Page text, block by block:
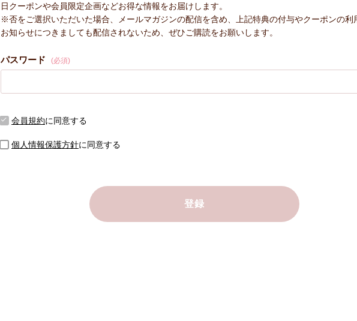
日クーポンや会員限定企画などお得な情報をお届けします。
※否をご選択いただいた場合、メールマガジンの配信を含め、上記特典の付与やクーポンの利
お知らせにつきましても配信されないため、ぜひご購読をお願いします。
パスワード (必須)
会員規約に同意する
個人情報保護方針に同意する
登録